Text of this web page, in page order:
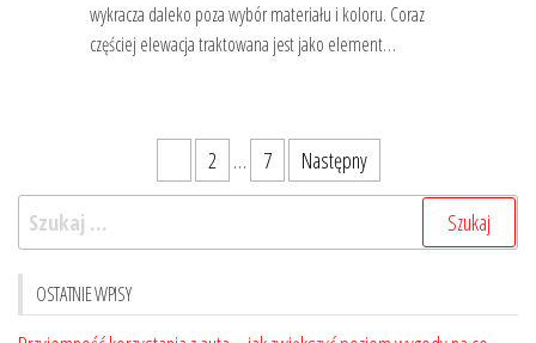
wykracza daleko poza wybór materiału i koloru. Coraz
częściej elewacja traktowana jest jako element…
Stronicowanie
wpisów
2 … 7
Następny
Szukaj:
OSTATNIE WPISY